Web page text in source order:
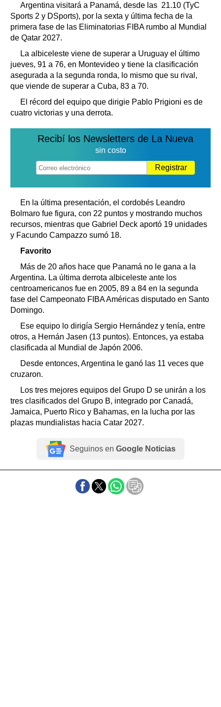
Argentina visitará a Panamá, desde las 21.10 (TyC
Sports 2 y DSports), por la sexta y última fecha de la
primera fase de las Eliminatorias FIBA rumbo al Mundial
de Qatar 2027.
La albiceleste viene de superar a Uruguay el último
jueves, 91 a 76, en Montevideo y tiene la clasificación
asegurada a la segunda ronda, lo mismo que su rival,
que viende de superar a Cuba, 83 a 70.
El récord del equipo que dirigie Pablo Prigioni es de
cuatro victorias y una derrota.
Recibí los Newsletters de La Nueva
sin costo
Registrar
En la última presentación, el cordobés Leandro
Bolmaro fue figura, con 22 puntos y mostrando muchos
recursos, mientras que Gabriel Deck aportó 19 unidades
y Facundo Campazzo sumó 18.
Favorito
Más de 20 años hace que Panamá no le gana a la
Argentina. La última derrota albiceleste ante los
centroamericanos fue en 2005, 89 a 84 en la segunda
fase del Campeonato FIBA Américas disputado en Santo
Domingo.
Ese equipo lo dirigía Sergio Hernández y tenía, entre
otros, a Hernán Jasen (13 puntos). Entonces, ya estaba
clasificada al Mundial de Japón 2006.
Desde entonces, Argentina le ganó las 11 veces que
cruzaron.
Los tres mejores equipos del Grupo D se unirán a los
tres clasificados del Grupo B, integrado por Canadá,
Jamaica, Puerto Rico y Bahamas, en la lucha por las
plazas mundialistas hacia Catar 2027.
Seguinos en Google Noticias